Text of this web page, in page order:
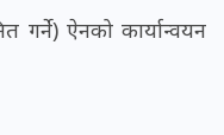
गर्ने) ऐनको कार्यान्वयन